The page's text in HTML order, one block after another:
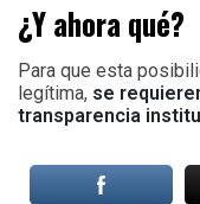
¿Y ahora qué?
Para que esta
legítima, se
transparencia